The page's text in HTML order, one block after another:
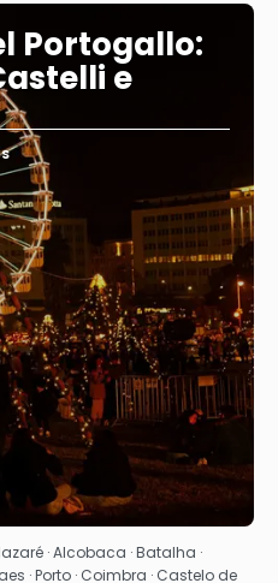
Portogallo:
e
· Alcobaca · Batalha ·
· Porto · Coimbra · Castelo de